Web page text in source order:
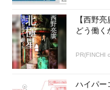
【西野
どう働く
PR(FINCHI
ハイパー